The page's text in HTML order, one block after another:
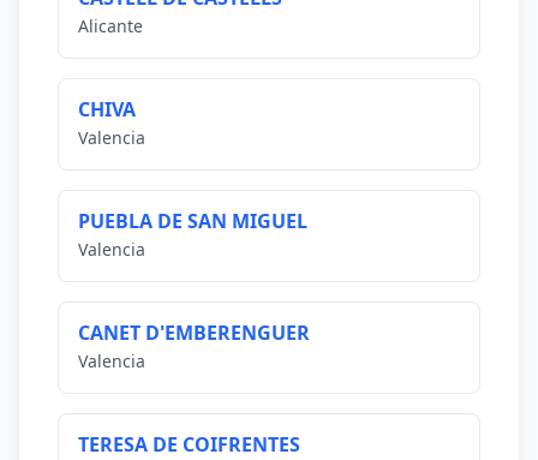
Alicante
CHIVA
Valencia
PUEBLA DE SAN MIGUEL
Valencia
CANET D'EMBERENGUER
Valencia
TERESA DE COIFRENTES